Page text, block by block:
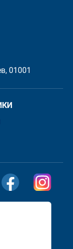
Посетите
01001